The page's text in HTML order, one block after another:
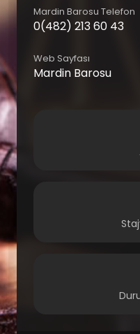
Mardin Barosu Telefon
0(482) 213 60 43
Web Sayfası
Mardin Barosu